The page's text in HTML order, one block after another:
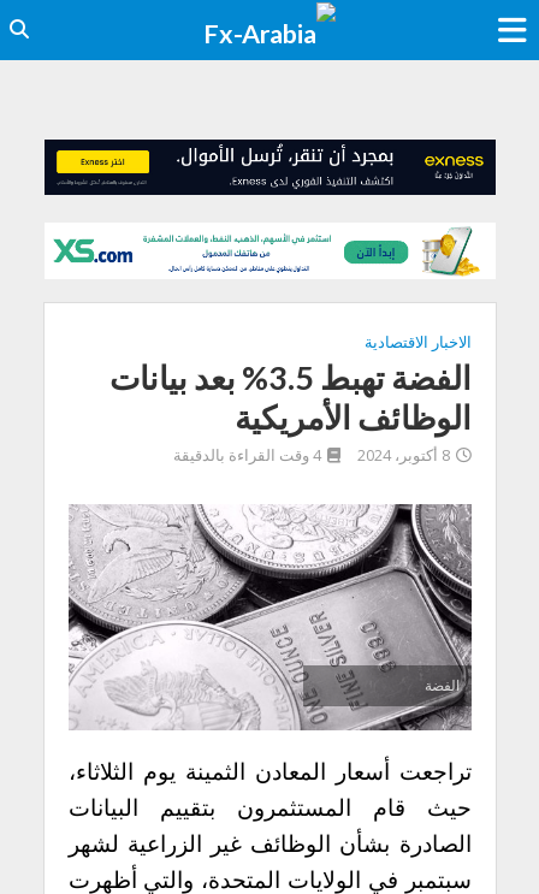
الاخبار الاقتصادية
الفضة تهبط 3.5% بعد بيانات
الوظائف الأمريكية
8 أكتوبر، 2024 4 وقت القراءة بالدقيقة
الفضة
تراجعت أسعار المعادن الثمينة يوم الثلاثاء،
حيث قام المستثمرون بتقييم البيانات
الصادرة بشأن الوظائف غير الزراعية لشهر
سبتمبر في الولايات المتحدة، والتي أظهرت